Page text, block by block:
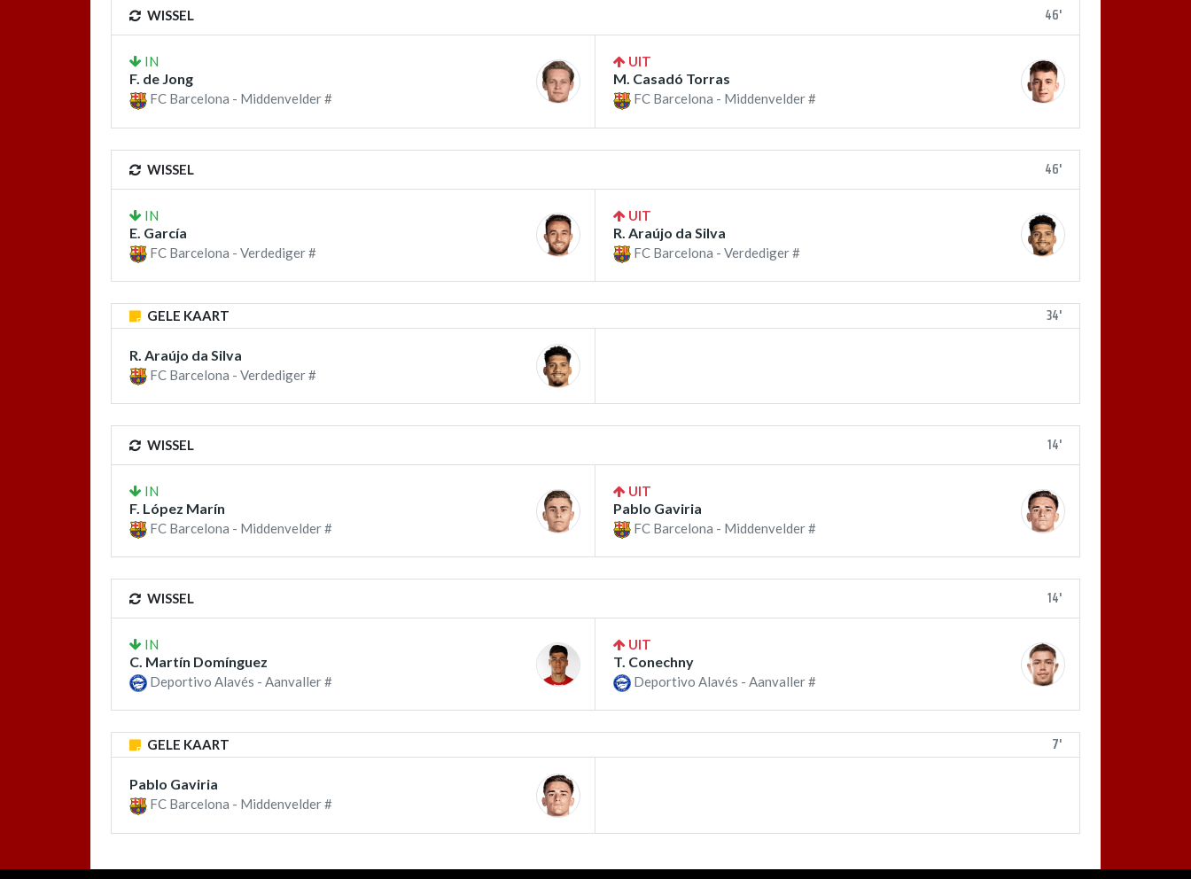
WISSEL 46'
IN
F. de Jong
FC Barcelona - Middenvelder #
UIT
M. Casadó Torras
FC Barcelona - Middenvelder #
WISSEL 46'
IN
E. García
FC Barcelona - Verdediger #
UIT
R. Araújo da Silva
FC Barcelona - Verdediger #
GELE KAART 34'
R. Araújo da Silva
FC Barcelona - Verdediger #
WISSEL 14'
IN
F. López Marín
FC Barcelona - Middenvelder #
UIT
Pablo Gaviria
FC Barcelona - Middenvelder #
WISSEL 14'
IN
C. Martín Domínguez
Deportivo Alavés - Aanvaller #
UIT
T. Conechny
Deportivo Alavés - Aanvaller #
GELE KAART 7'
Pablo Gaviria
FC Barcelona - Middenvelder #